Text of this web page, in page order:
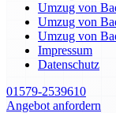
Umzug von
Umzug von
Umzug von
Impressum
Datenschutz
01579-2539610
Angebot anfordern